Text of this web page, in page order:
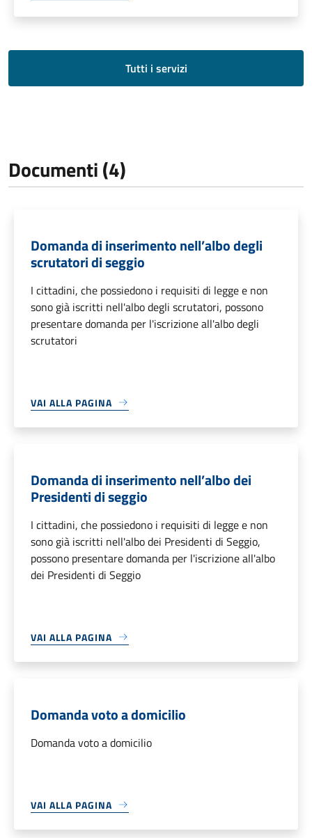
Tutti i servizi
Documenti (4)
Domanda di inserimento nell’albo degli
scrutatori di seggio
I cittadini, che possiedono i requisiti di legge e non
sono già iscritti nell'albo degli scrutatori, possono
presentare domanda per l'iscrizione all'albo degli
scrutatori
VAI ALLA PAGINA
Domanda di inserimento nell’albo dei
Presidenti di seggio
I cittadini, che possiedono i requisiti di legge e non
sono già iscritti nell'albo dei Presidenti di Seggio,
possono presentare domanda per l'iscrizione all'albo
dei Presidenti di Seggio
VAI ALLA PAGINA
Domanda voto a domicilio
Domanda voto a domicilio
VAI ALLA PAGINA